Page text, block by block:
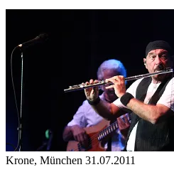
Krone, München 31.07.2011